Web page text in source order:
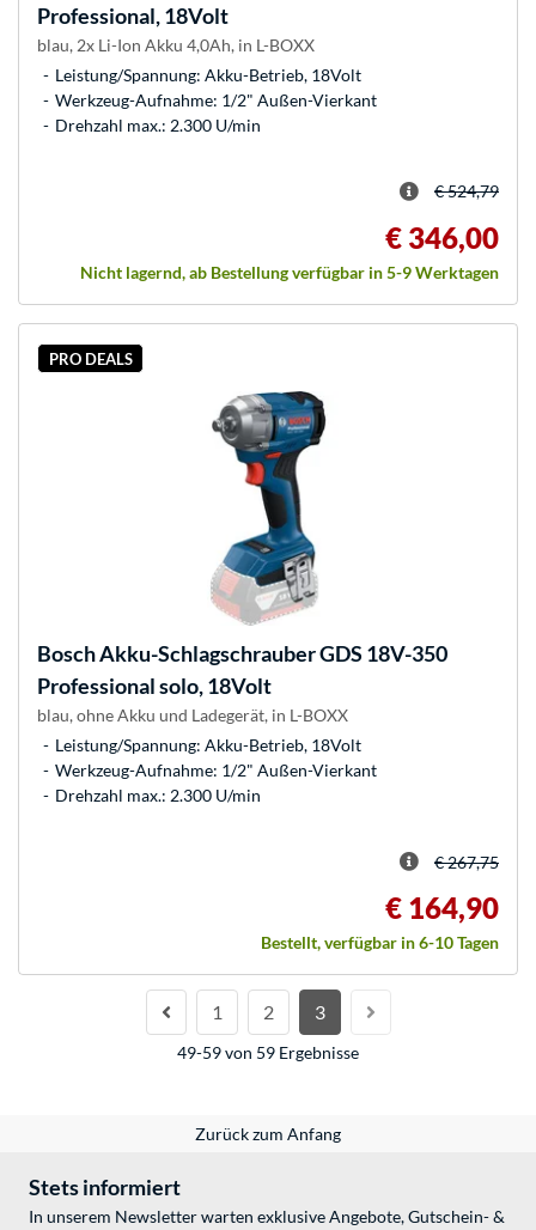
Professional, 18Volt
blau, 2x Li-Ion Akku 4,0Ah, in L-BOXX
Leistung/Spannung: Akku-Betrieb, 18Volt
Werkzeug-Aufnahme: 1/2" Außen-Vierkant
Drehzahl max.: 2.300 U/min
€ 524,79
€ 346,00
Nicht lagernd, ab Bestellung verfügbar in 5-9 Werktagen
PRO DEALS
BoschAkku-Schlagschrauber GDS 18V-350
Professional solo, 18Volt
blau, ohne Akku und Ladegerät, in L-BOXX
Leistung/Spannung: Akku-Betrieb, 18Volt
Werkzeug-Aufnahme: 1/2" Außen-Vierkant
Drehzahl max.: 2.300 U/min
€ 267,75
€ 164,90
Bestellt, verfügbar in 6-10 Tagen
1 2 3
49-59 von 59 Ergebnisse
Zurück zum Anfang
Stets informiert
In unserem Newsletter warten exklusive Angebote, Gutschein- &